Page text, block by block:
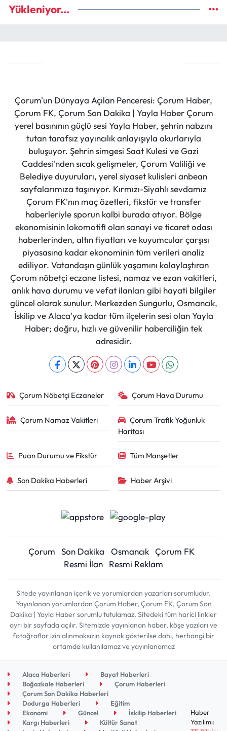
Yükleniyor...
Çorum'un Dünyaya Açılan Penceresi: Çorum Haber,
Çorum FK, Çorum Son Dakika | Yayla Haber Çorum
yerel basınının güçlü sesi Yayla Haber, şehrin nabzını
tutan tarafsız yayıncılık anlayışıyla okurlarıyla
buluşuyor. Şehrin simgesi Saat Kulesi ve Gazi
Caddesi'nden sıcak gelişmeler, Çorum Valiliği ve
Belediye duyuruları, yerel siyaset kulisleri anbean
sayfalarımıza taşınıyor. Kırmızı-Siyahlı sevdamız
Çorum FK'nın maç özetleri, fikstür ve transfer
haberleriyle sporun kalbi burada atıyor. Bölge
ekonomisinin lokomotifi olan sanayi ve ticaret odası
haberlerinden, altın fiyatları ve kuyumcular çarşısı
piyasasına kadar ekonominin tüm verileri analiz
ediliyor. Vatandaşın günlük yaşamını kolaylaştıran
Çorum nöbetçi eczane listesi, namaz ve ezan vakitleri,
anlık hava durumu ve vefat ilanları gibi hayati bilgiler
güncel olarak sunulur. Merkezden Sungurlu, Osmancık,
İskilip ve Alaca'ya kadar tüm ilçelerin sesi olan Yayla
Haber; doğru, hızlı ve güvenilir haberciliğin tek
adresidir.
Çorum Nöbetçi Eczaneler Çorum Hava Durumu
Çorum Namaz Vakitleri
Çorum Trafik Yoğunluk
Haritası
Puan Durumu ve Fikstür Tüm Manşetler
Son Dakika Haberleri Haber Arşivi
Çorum Son Dakika Osmancık Çorum FK
Resmi İlan
Resmi Reklam
Sitede yayınlanan içerik ve yorumlardan yazarları sorumludur.
Yayınlanan yorumlardan Çorum Haber, Çorum FK, Çorum Son
Dakika | Yayla Haber sorumlu tutulamaz. Sitedeki tüm harici linkler
ayrı bir sayfada açılır. Sitemizde yayınlanan haber, köşe yazıları ve
fotoğraflar izin alınmaksızın kaynak gösterilse dahi, herhangi bir
ortamda kullanılamaz ve yayınlanamaz
Alaca Haberleri
Bayat Haberleri
Boğazkale Haberleri
Çorum Haberleri
Çorum Son Dakika Haberleri
Dodurga Haberleri
Eğitim
Ekonomi
Güncel
İskilip Haberleri
Kargı Haberleri
Kültür Sanat
Haber
Yazılımı: